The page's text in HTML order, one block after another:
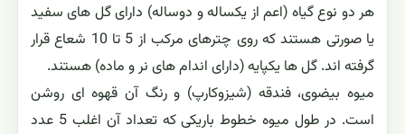
هر دو نوع گیاه (اعم از یکساله و دوساله) دارای گل های سفید
یا صورتی هستند که روی چترهای مرکب از 5 تا 10 شعاع قرار
گرفته اند. گل ها یکپایه (دارای اندام های نر و ماده) هستند.
میوه بیضوی، فندقه (شیزوکارپ) و رنگ آن قهوه ای روشن
است. در طول میوه خطوط باریکی که تعداد آن اغلب 5 عدد